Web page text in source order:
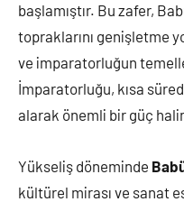
başlamıştır. Bu zafer,
topraklarını genişletme
ve imparatorluğun
İmparatorluğu, kısa
alarak önemli bir güç
Yükseliş döneminde
kültürel mirası ve sanat